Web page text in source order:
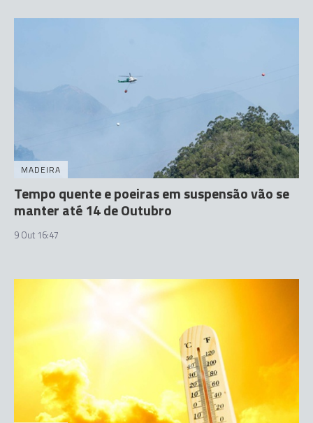
MADEIRA
Tempo quente e poeiras em suspensão vão se
manter até 14 de Outubro
9 Out 16:47